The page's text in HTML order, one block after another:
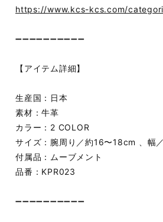
https://www.kcs-kcs.com/
➖➖➖➖➖➖➖➖➖➖
【アイテム詳細】
生産国：日本
素材：牛革
カラー：2 COLOR
サイズ：腕周り／約16〜18cm 、幅
付属品：ムーブメント
品番：KPR023
➖➖➖➖➖➖➖➖➖➖